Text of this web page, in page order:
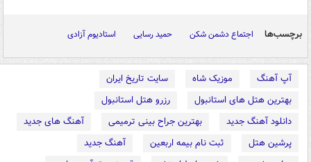
برچسب‌ها اجتماع دشمن شکن حمید رسایی استادیوم آزادی
آپ آهنگ موزیک شاه
سایت تاریخ ایران
بهترین هتل های استانبول
رزرو هتل استانبول
دانلود آهنگ جدید
بهترین جراح بینی ترمیمی
آهنگ های جدید
پرشین هتل
ثبت نام بیمه اربعین
آهنگ جدید